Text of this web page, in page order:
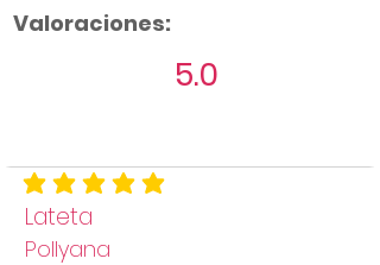
Lateta
la calificación promedio es 5 de 5
Pollyana
5.0
Valoraciones: